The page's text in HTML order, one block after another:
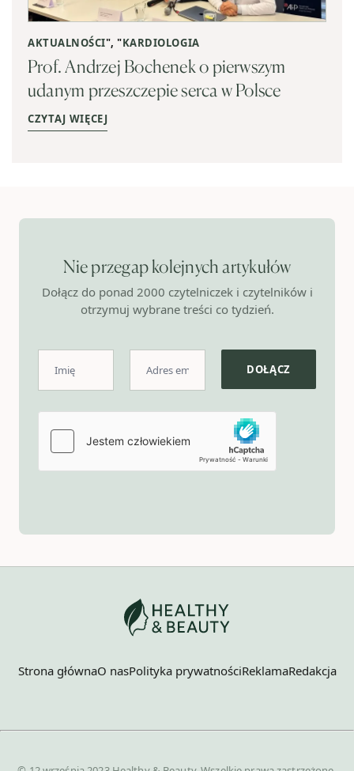
AKTUALNOŚCI", "KARDIOLOGIA
Prof. Andrzej Bochenek o pierwszym
udanym przeszczepie serca w Polsce
CZYTAJ WIĘCEJ
Nie przegap kolejnych artykułów
Dołącz do ponad 2000 czytelniczek i czytelników i
otrzymuj wybrane treści co tydzień.
Strona głównaO nasPolityka prywatnościReklamaRedakcja